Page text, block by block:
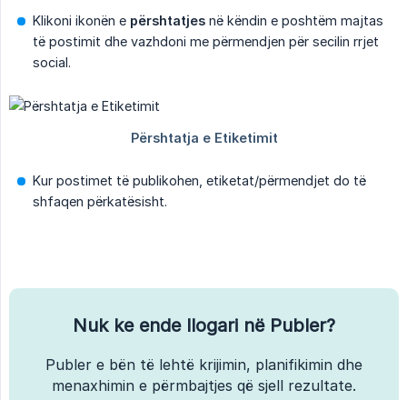
Klikoni ikonën e përshtatjes në këndin e poshtëm majtas
të postimit dhe vazhdoni me përmendjen për secilin rrjet
social.
Kur postimet të publikohen, etiketat/përmendjet do të
shfaqen përkatësisht.
Nuk ke ende llogari në Publer?
Publer e bën të lehtë krijimin, planifikimin dhe
menaxhimin e përmbajtjes që sjell rezultate.